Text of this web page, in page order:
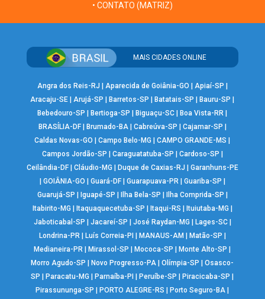
• CONTATO (MATRIZ)
MAIS CIDADES ONLINE
Angra dos Reis-RJ Aparecida de Goiânia-GO Apiaí-SP
Aracaju-SE |Arujá-SP Barretos-SP Batatais-SP Bauru-SP
Bebedouro-SP
Bertioga-SP Biguaçu-SC Boa Vista-RR
BRASÍLIA-DF| Brumado-BA| Cabreúva-SP Cajamar-SP
Caldas Novas-GO
|Campo Belo-MG |CAMPO GRANDE-MS
Campos Jordão-SP
Caraguatatuba-SP Cardoso-SP
Ceilândia-DF| Cláudio-MG Duque de Caxias-RJ
Garanhuns-PE
GOIÂNIA-GO Guará-DF| Guarapuava-PR| Guariba-SP
Guarujá-SP
Iguapé-SP Ilha Bela-SP Ilha Comprida-SP
Itabirito-MG
Itaquaquecetuba-SP Itaqui-RS Ituiutaba-MG
Jaboticabal-SP
Jacareí-SP José Raydan-MG Lages-SC|
Londrina-PR| Luís Correia-PI MANAUS-AM Matão-SP
Medianeira-PR
Mirassol-SP Mococa-SP Monte Alto-SP
Morro Agudo-SP
Novo Progresso-PA |Olímpia-SP |Osasco-
SP
Paracatu-MG Parnaíba-PI Peruíbe-SP Piracicaba-SP
Pirassununga-SP
PORTO ALEGRE-RS Porto Seguro-BA